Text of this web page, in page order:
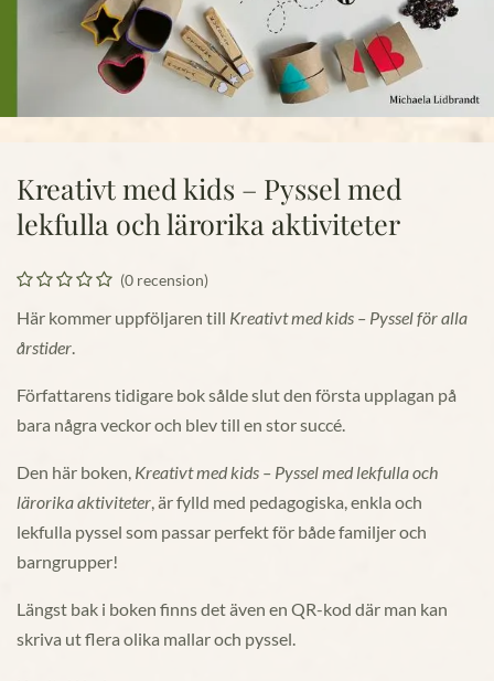
Kreativt med kids – Pyssel med
lekfulla och lärorika aktiviteter
(0 recension)
Här kommer uppföljaren till Kreativt med kids – Pyssel för alla
årstider.
Författarens tidigare bok sålde slut den första upplagan på
bara några veckor och blev till en stor succé.
Den här boken, Kreativt med kids – Pyssel med lekfulla och
lärorika aktiviteter, är fylld med pedagogiska, enkla och
lekfulla pyssel som passar perfekt för både familjer och
barngrupper!
Längst bak i boken finns det även en QR-kod där man kan
skriva ut flera olika mallar och pyssel.